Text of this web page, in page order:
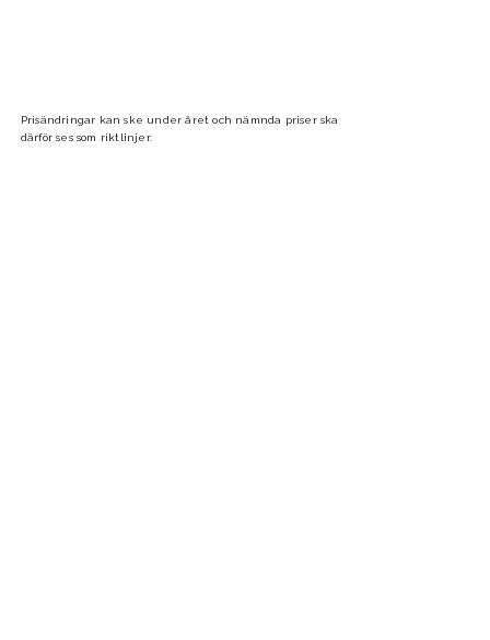
Prisändringar kan ske under året och nämnda priser ska
därför ses som riktlinjer.